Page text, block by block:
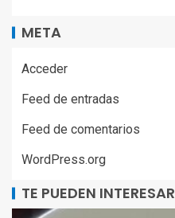
META
Acceder
Feed de entradas
Feed de comentarios
WordPress.org
TE PUEDEN INTERESAR